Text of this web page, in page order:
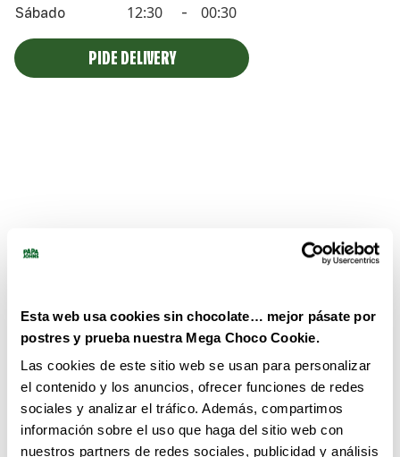
Esta web usa cookies sin chocolate… mejor pásate por
postres y prueba nuestra Mega Choco Cookie.
Las cookies de este sitio web se usan para personalizar
el contenido y los anuncios, ofrecer funciones de redes
sociales y analizar el tráfico. Además, compartimos
información sobre el uso que haga del sitio web con
nuestros partners de redes sociales, publicidad y análisis
Sábado 12:30 - 00:30
PIDE DELIVERY